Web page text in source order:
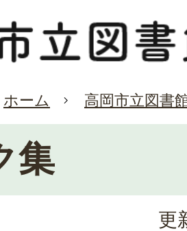
ホーム 高岡市立図書
集
更